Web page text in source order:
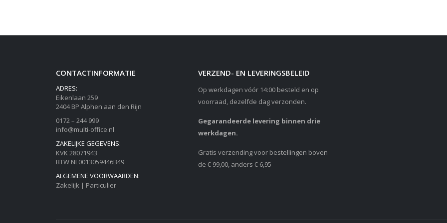
CONTACTINFORMATIE
ADRES:
Eikenlaan 259
2404 BP Alphen aan den Rijn
0172 – 244 999
info@multi-office.nl
ZAKELIJKE GEGEVENS:
KVK 28071943
BTW NL0013059446B49
ALGEMENE VOORWAARDEN:
Zakelijk | Particulier
VERZEND- EN LEVERINGSBELEID
Op werkdagen vóór 14:00 besteld en op
voorraad, dezelfde dag verzonden.
Gegarandeerde levering binnen drie
werkdagen.
Gratis verzending voor bestellingen boven
de € 99,00, anders € 6,95